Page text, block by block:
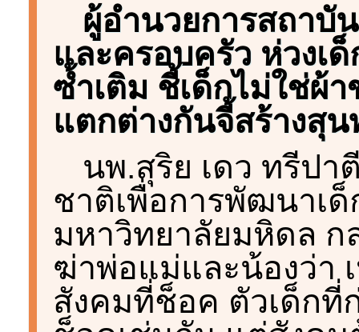
ผู้อำนวยการสถาบั
และครอบครัว ห่วงเ
ซ้ำเติม ชี้เด็กไม่ใช่ผ้
แตกต่างกันจี้สร้างสุ
นพ.สุริย เดว ทรีป
ชาติเพื่อการพัฒนาเ
มหาวิทยาลัยมหิดล ก
ฆ่าพ่อแม่และน้องว่า
สังคมที่ช็อค ตัวเด็กที่